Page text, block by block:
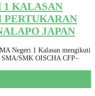
1 KALASAN
PERTUKARAN
JAPAN
Negeri 1 Kalasan mengikuti
SMA/SMK OISCHA CFP–